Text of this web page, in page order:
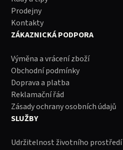
Prodejny
Kontakty
ZÁKAZNICKÁ PODPORA
Výměna a vrácení zboží
Obchodní podmínky
Doprava a platba
Reklamační řád
Zásady ochrany osobních údajů
SLUŽBY
Udržitelnost životního prostředí